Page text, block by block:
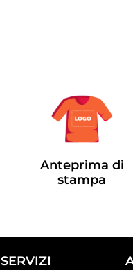
Anteprima di
stampa
SERVIZI